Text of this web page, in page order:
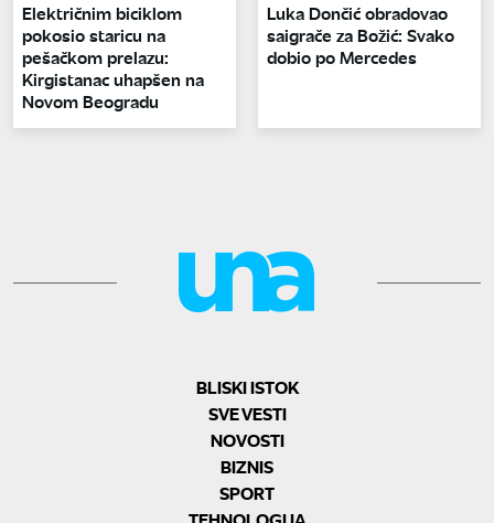
Električnim biciklom
pokosio staricu na
pešačkom prelazu:
Kirgistanac uhapšen na
Novom Beogradu
Luka Dončić obradovao
saigrače za Božić: Svako
dobio po Mercedes
BLISKI ISTOK
SVE VESTI
NOVOSTI
BIZNIS
SPORT